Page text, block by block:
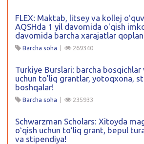
FLEX: Maktab, litsey va kollej
AQSHda 1 yil davomida oʻqish
davomida barcha xarajatlar
Barcha soha | 269340
Turkiye Burslari: barcha bosqichlar
uchun to’liq grantlar, yotoqxona,
boshqalar!
Barcha soha | 235933
Schwarzman Scholars: Xitoyda
oʻqish uchun toʻliq grant, bepul
va stipendiya!